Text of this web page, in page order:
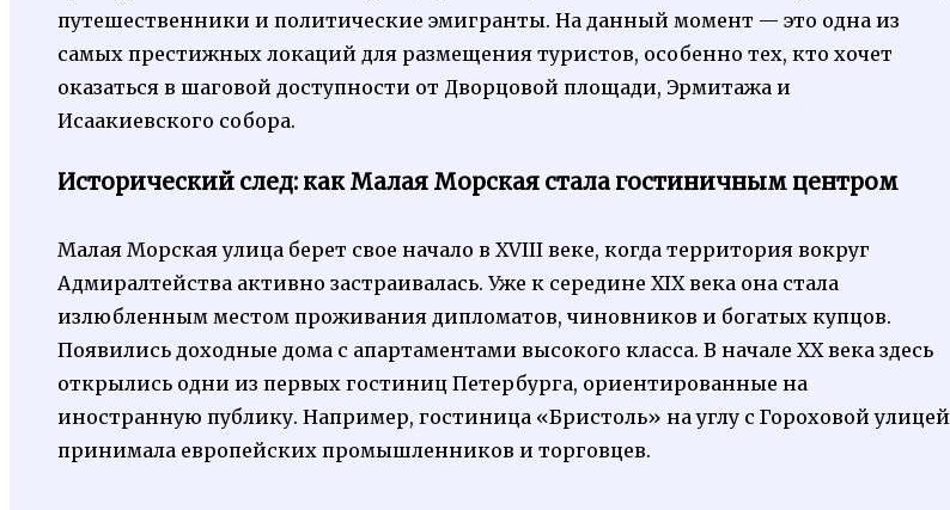
путешественники и политические эмигранты. На данный момент — это одна из
самых престижных локаций для размещения туристов, особенно тех, кто хочет
оказаться в шаговой доступности от Дворцовой площади, Эрмитажа и
Исаакиевского собора.
Исторический след: как Малая Морская стала гостиничным центром
Малая Морская улица берет свое начало в XVIII веке, когда территория вокруг
Адмиралтейства активно застраивалась. Уже к середине XIX века она стала
излюбленным местом проживания дипломатов, чиновников и богатых купцов.
Появились доходные дома с апартаментами высокого класса. В начале XX века здесь
открылись одни из первых гостиниц Петербурга, ориентированные на
иностранную публику. Например, гостиница «Бристоль» на углу с Гороховой улицей
принимала европейских промышленников и торговцев.